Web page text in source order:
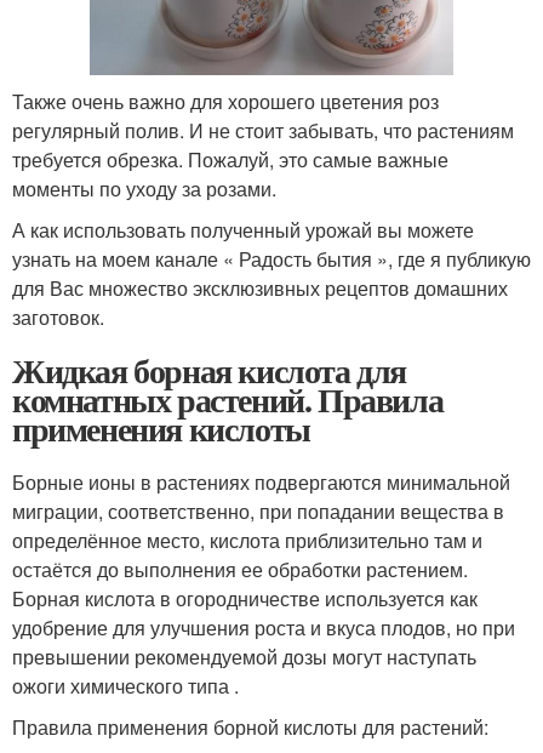
Также очень важно для хорошего цветения роз
регулярный полив. И не стоит забывать, что растениям
требуется обрезка. Пожалуй, это самые важные
моменты по уходу за розами.
А как использовать полученный урожай вы можете
узнать на моем канале « Радость бытия », где я публикую
для Вас множество эксклюзивных рецептов домашних
заготовок.
Жидкая борная кислота для
комнатных растений. Правила
применения кислоты
Борные ионы в растениях подвергаются минимальной
миграции, соответственно, при попадании вещества в
определённое место, кислота приблизительно там и
остаётся до выполнения ее обработки растением.
Борная кислота в огородничестве используется как
удобрение для улучшения роста и вкуса плодов, но при
превышении рекомендуемой дозы могут наступать
ожоги химического типа .
Правила применения борной кислоты для растений: